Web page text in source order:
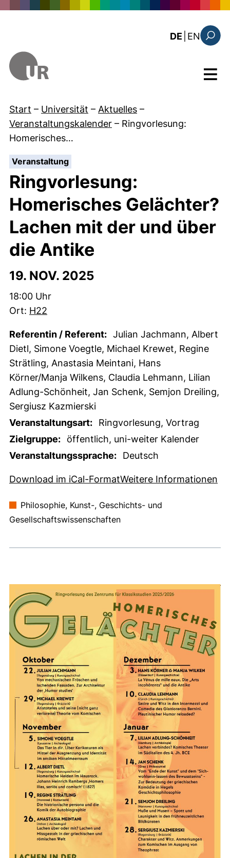
DE EN: the
Menü
Start – Universität – Aktuelles –
Veranstaltungskalender – Ringvorlesung:
Homerisches…
Veranstaltung:
Ringvorlesung:
Homerisches Gelächter?
Lachen mit der und über
die Antike
19. NOV. 2025
Zeit:
18:00 Uhr
Ort: H22
Referentin / Referent: Julian Jachmann, Albert
Dietl, Simone Voegtle, Michael Krewet, Regine
Strätling, Anastasia Meintani, Hans
Körner/Manja Wilkens, Claudia Lehmann, Lilian
Adlung-Schönheit, Jan Schenk, Semjon Dreiling,
Sergiusz Kazmierski
Veranstaltungsart:
Ringvorlesung, Vortrag
Zielgruppe:
öffentlich, uni-weiter Kalender
Veranstaltungssprache:
Deutsch
Download im iCal-Format, 1 KB (öffnet neues
Weitere Informationen
Philosophie, Kunst-, Geschichts- und
Gesellschaftswissenschaften
Medien